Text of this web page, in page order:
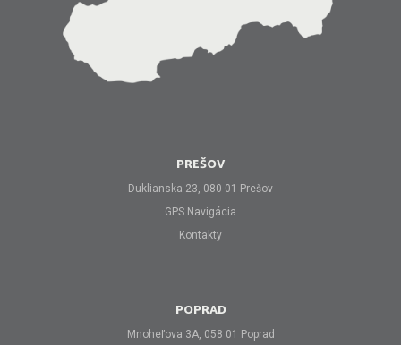
PREŠOV
Duklianska 23, 080 01 Prešov
GPS Navigácia
Kontakty
POPRAD
Mnoheľova 3A, 058 01 Poprad